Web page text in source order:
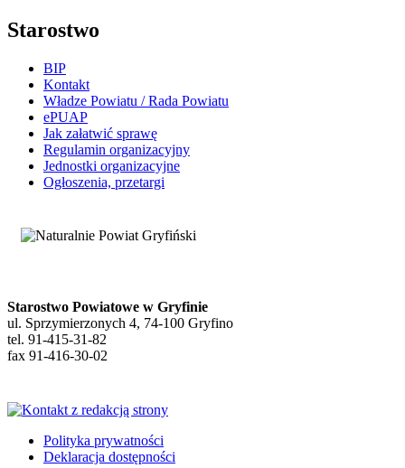
Starostwo
BIP
Kontakt
Władze Powiatu / Rada Powiatu
ePUAP
Jak załatwić sprawę
Regulamin organizacyjny
Jednostki organizacyjne
Ogłoszenia, przetargi
Starostwo Powiatowe w Gryfinie
ul. Sprzymierzonych 4, 74-100 Gryfino
tel. 91-415-31-82
fax 91-416-30-02
Polityka prywatności
Deklaracja dostępności